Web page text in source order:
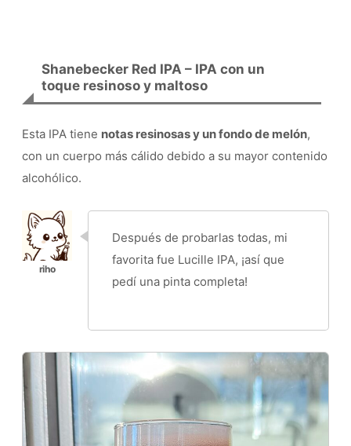
Shanebecker Red IPA – IPA con un
toque resinoso y maltoso
Esta IPA tiene notas resinosas y un fondo de melón,
con un cuerpo más cálido debido a su mayor contenido
alcohólico.
Después de probarlas todas, mi
favorita fue Lucille IPA, ¡así que
pedí una pinta completa!